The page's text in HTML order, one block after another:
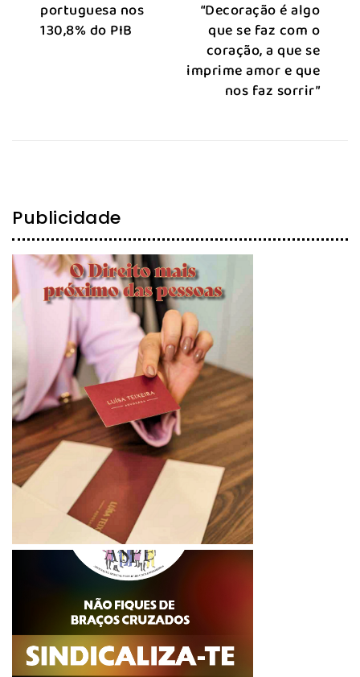
portuguesa nos
130,8% do PIB
“Decoração é algo
que se faz com o
coração, a que se
imprime amor e que
nos faz sorrir”
Publicidade